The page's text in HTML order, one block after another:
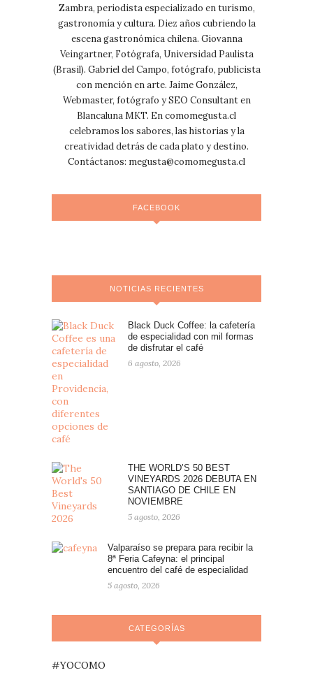
Zambra, periodista especializado en turismo,
gastronomía y cultura. Diez años cubriendo la
escena gastronómica chilena. Giovanna
Veingartner, Fotógrafa, Universidad Paulista
(Brasil). Gabriel del Campo, fotógrafo, publicista
con mención en arte. Jaime González,
Webmaster, fotógrafo y SEO Consultant en
Blancaluna MKT. En comomegusta.cl
celebramos los sabores, las historias y la
creatividad detrás de cada plato y destino.
Contáctanos: megusta@comomegusta.cl
FACEBOOK
NOTICIAS RECIENTES
Black Duck Coffee: la cafetería
de especialidad con mil formas
de disfrutar el café
6 agosto, 2026
THE WORLD’S 50 BEST
VINEYARDS 2026 DEBUTA EN
SANTIAGO DE CHILE EN
NOVIEMBRE
5 agosto, 2026
Valparaíso se prepara para recibir la
8ª Feria Cafeyna: el principal
encuentro del café de especialidad
5 agosto, 2026
CATEGORÍAS
#YOCOMO